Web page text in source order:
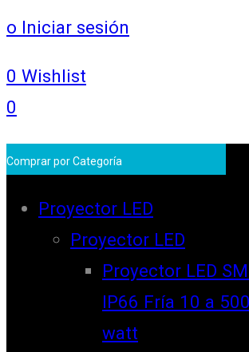
o Iniciar sesión
0 Wishlist
0
Comprar por Categoría
Proyector LED
Proyector LED
Proyector LED
IP66 Fría 10 a 500
watt